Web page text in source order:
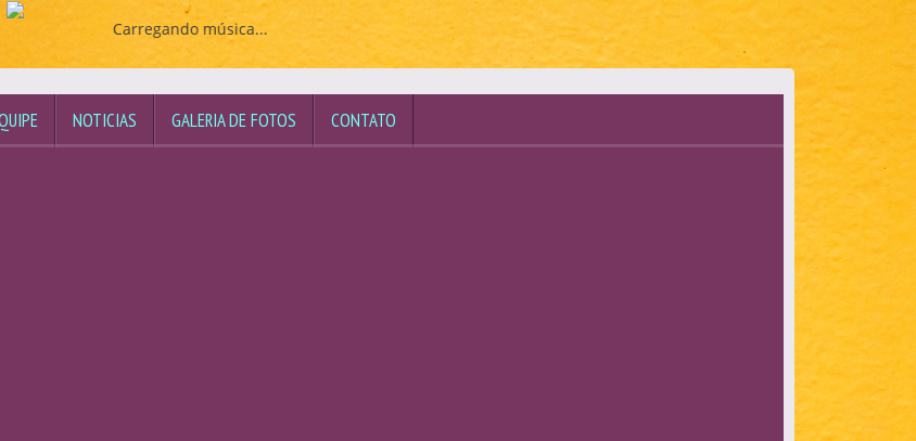
Carregando música...
NOTICIAS GALERIA DE FOTOS CONTATO